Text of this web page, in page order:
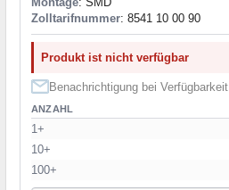
Zolltarifnummer: 8541 10 00 90
Produkt ist nicht verfügbar
Benachrichtigung bei Verfügbarkeit
ANZAHL
1+
10+
100+